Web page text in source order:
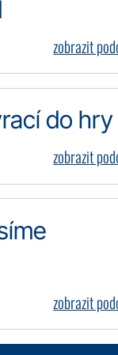
zobrazit
do hry
zobrazit
zobrazit